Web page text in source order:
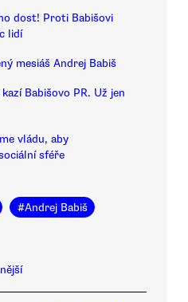
dost! Proti Babišovi
lidí
mesiáš Andrej Babiš
Babišovo PR. Už jen
vládu, aby
sféře
#Andrej Babiš